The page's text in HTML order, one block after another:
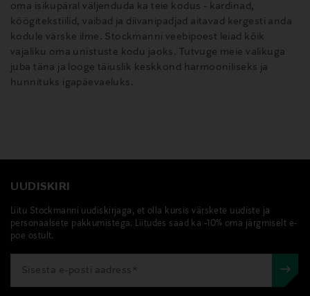
oma isikupäral väljenduda ka teie kodus - kardinad,
köögitekstiilid, vaibad ja diivanipadjad aitavad kergesti anda
kodule värske ilme. Stockmanni veebipoest leiad kõik
vajaliku oma unistuste kodu jaoks. Tutvuge meie valikuga
juba täna ja looge täiuslik keskkond harmooniliseks ja
hunnituks igapäevaeluks.
UUDISKIRI
Liitu Stockmanni uudiskirjaga, et olla kursis värskete uudiste ja
personaalsete pakkumistega. Liitudes saad ka -10% oma järgmiselt e-
poe ostult.